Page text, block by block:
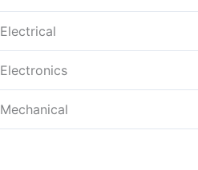
Electrical
Electronics
Mechanical